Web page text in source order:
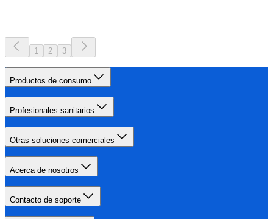
1 2 3
Productos de consumo
Profesionales sanitarios
Otras soluciones comerciales
Acerca de nosotros
Contacto de soporte